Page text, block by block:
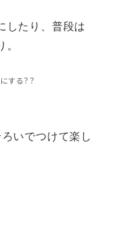
したり、普段は
する？？
いでつけて楽し